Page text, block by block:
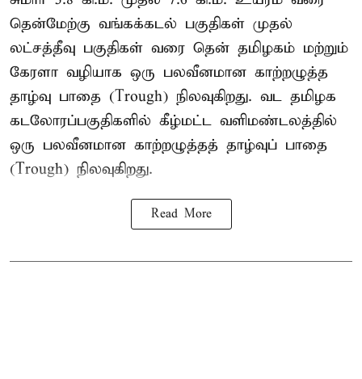
தென்மேற்கு வங்கக்கடல் பகுதிகள் முதல்
லட்சத்தீவு பகுதிகள் வரை தென் தமிழகம் மற்றும்
கேரளா வழியாக ஒரு பலவீனமான காற்றழுத்த
தாழ்வு பாதை (Trough) நிலவுகிறது. வட தமிழக
கடலோரப்பகுதிகளில் கீழ்மட்ட வளிமண்டலத்தில்
ஒரு பலவீனமான காற்றழுத்தத் தாழ்வுப் பாதை
(Trough) நிலவுகிறது.
Read More